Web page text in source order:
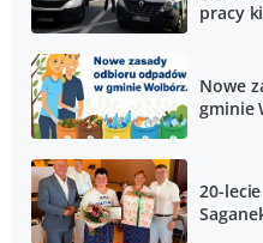
pracy
Nowe
gminie
20-